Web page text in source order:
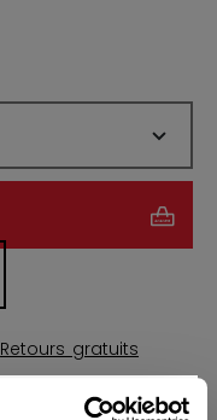
Retours gratuits